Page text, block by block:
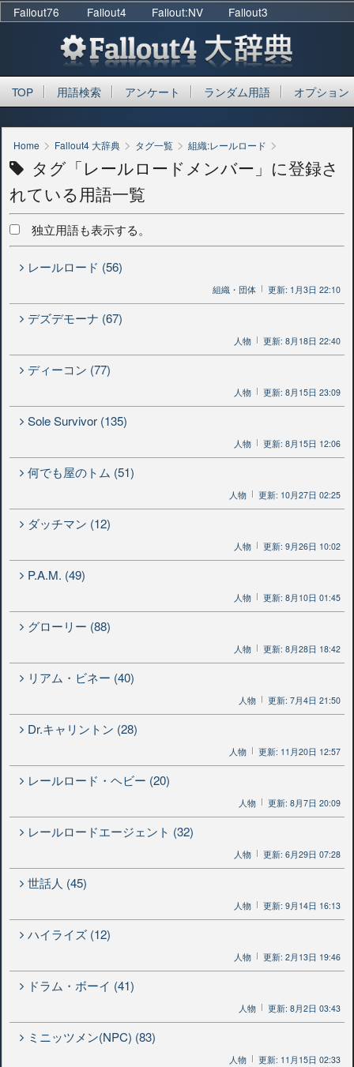
Fallout76 Fallout4 Fallout:NV Fallout3
TOP 用語検索 アンケート ランダム用語 オプション
Home > Fallout4 大辞典 > タグ一覧 > 組織:レールロード >
タグ「レールロードメンバー」に登録さ
れている用語一覧
独立用語も表示する。
レールロード (56)
組織・団体 更新: 1月3日 22:10
デズデモーナ (67)
人物 更新: 8月18日 22:40
ディーコン (77)
人物 更新: 8月15日 23:09
Sole Survivor (135)
人物 更新: 8月15日 12:06
何でも屋のトム (51)
人物 更新: 10月27日 02:25
ダッチマン (12)
人物 更新: 9月26日 10:02
P.A.M. (49)
人物 更新: 8月10日 01:45
グローリー (88)
人物 更新: 8月28日 18:42
リアム・ビネー (40)
人物 更新: 7月4日 21:50
Dr.キャリントン (28)
人物 更新: 11月20日 12:57
レールロード・ヘビー (20)
人物 更新: 8月7日 20:09
レールロードエージェント (32)
人物 更新: 6月29日 07:28
世話人 (45)
人物 更新: 9月14日 16:13
ハイライズ (12)
人物 更新: 2月13日 19:46
ドラム・ボーイ (41)
人物 更新: 8月2日 03:43
ミニッツメン(NPC) (83)
人物 更新: 11月15日 02:33